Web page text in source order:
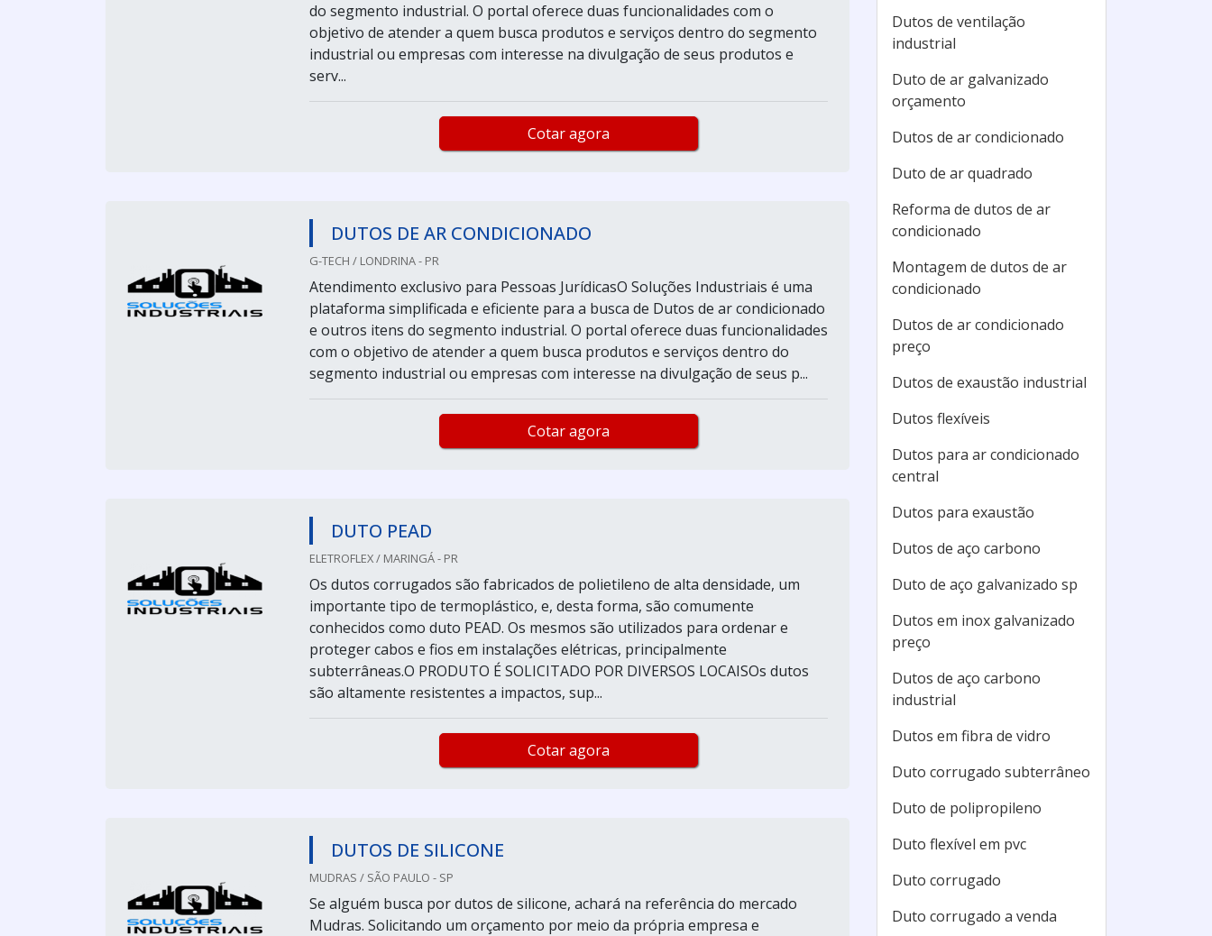
do segmento industrial. O portal oferece duas funcionalidades com o
objetivo de atender a quem busca produtos e serviços dentro do segmento
industrial ou empresas com interesse na divulgação de seus produtos e
serv...
Cotar agora
DUTOS DE AR CONDICIONADO
G-TECH / LONDRINA - PR
Atendimento exclusivo para Pessoas JurídicasO Soluções Industriais é uma
plataforma simplificada e eficiente para a busca de Dutos de ar condicionado
e outros itens do segmento industrial. O portal oferece duas funcionalidades
com o objetivo de atender a quem busca produtos e serviços dentro do
segmento industrial ou empresas com interesse na divulgação de seus p...
Cotar agora
DUTO PEAD
ELETROFLEX / MARINGÁ - PR
Os dutos corrugados são fabricados de polietileno de alta densidade, um
importante tipo de termoplástico, e, desta forma, são comumente
conhecidos como duto PEAD. Os mesmos são utilizados para ordenar e
proteger cabos e fios em instalações elétricas, principalmente
subterrâneas.O PRODUTO É SOLICITADO POR DIVERSOS LOCAISOs dutos
são altamente resistentes a impactos, sup...
Cotar agora
DUTOS DE SILICONE
MUDRAS / SÃO PAULO - SP
Se alguém busca por dutos de silicone, achará na referência do mercado
Mudras. Solicitando um orçamento por meio da própria empresa e
Dutos de ventilação
industrial
Duto de ar galvanizado
orçamento
Dutos de ar condicionado
Duto de ar quadrado
Reforma de dutos de ar
condicionado
Montagem de dutos de ar
condicionado
Dutos de ar condicionado
preço
Dutos de exaustão industrial
Dutos flexíveis
Dutos para ar condicionado
central
Dutos para exaustão
Dutos de aço carbono
Duto de aço galvanizado sp
Dutos em inox galvanizado
preço
Dutos de aço carbono
industrial
Dutos em fibra de vidro
Duto corrugado subterrâneo
Duto de polipropileno
Duto flexível em pvc
Duto corrugado
Duto corrugado a venda